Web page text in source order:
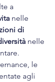
a
nelle
di
nelle
le
agli